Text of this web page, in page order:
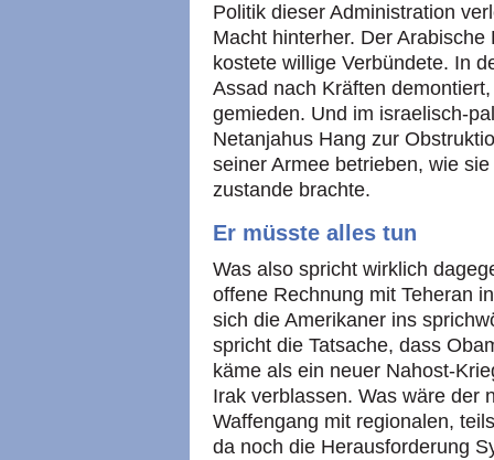
Politik dieser Administration
Macht hinterher. Der
kostete willige Verbündete. In
Assad nach Kräften
gemieden. Und im israelisch-
Netanjahus Hang zur
seiner Armee betrieben, wie
zustande brachte.
Er müsste alles tun
Was also spricht wirklich
offene Rechnung mit Teheran
sich die Amerikaner ins
spricht die Tatsache, dass
käme als ein neuer Nahost-
Irak verblassen. Was wäre der
Waffengang mit regionalen,
da noch die Herausforderung